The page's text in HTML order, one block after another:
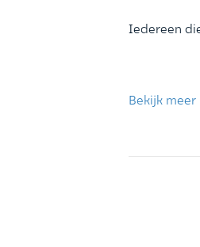
Iedereen
Bekijk meer